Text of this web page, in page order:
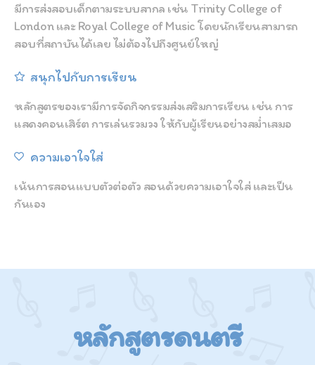
มีการส่งสอบเด็กตามระบบสากล เช่น Trinity College of
London และ Royal College of Music โดยนักเรียนสามารถ
สอบที่สถาบันได้เลย ไม่ต้องไปถึงศูนย์ใหญ่
สนุกไปกับการเรียน
หลักสูตรของเรามีการจัดกิจกรรมส่งเสริมการเรียน เช่น การ
แสดงคอนเสิร์ต การเล่นรวมวง ให้กับผู้เรียนอย่างสม่ำเสมอ
ความเอาใจใส่
เน้นการสอนแบบตัวต่อตัว สอนด้วยความเอาใจใส่ และเป็น
กันเอง
หลักสูตรดนตรี